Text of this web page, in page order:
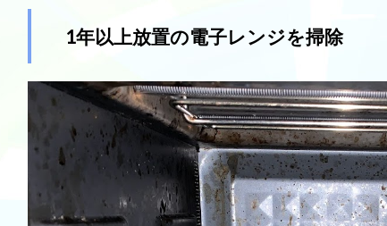
1年以上放置の電子レンジを掃除